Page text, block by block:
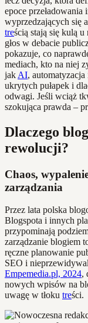
epoce
wyprzedzających się
treścią stają się kulą
głos w debacie
pokazuje, co
mediach, kto na niej
jak AI,
ukrytych pułapek i
odwagi. Jeśli wciąż
szokująca prawda –
Dlaczego
rewolucji?
Chaos,
zarządzania
Przez lata polska
Blogspota i innych
przypominają
zarządzanie blogiem
ręczne planowanie
SEO i
Empemedia.pl, 2024,
nowych wpisów na
uwagę w tłoku treści.